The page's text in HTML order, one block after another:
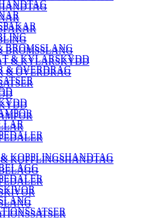
BROMSSLANG
& KYLARSKYDD
& ÖVERDRAG
KOPPLINGSHANDTAG
BROMSSLANG
& KYLARSKYDD
& ÖVERDRAG
KOPPLINGSHANDTAG